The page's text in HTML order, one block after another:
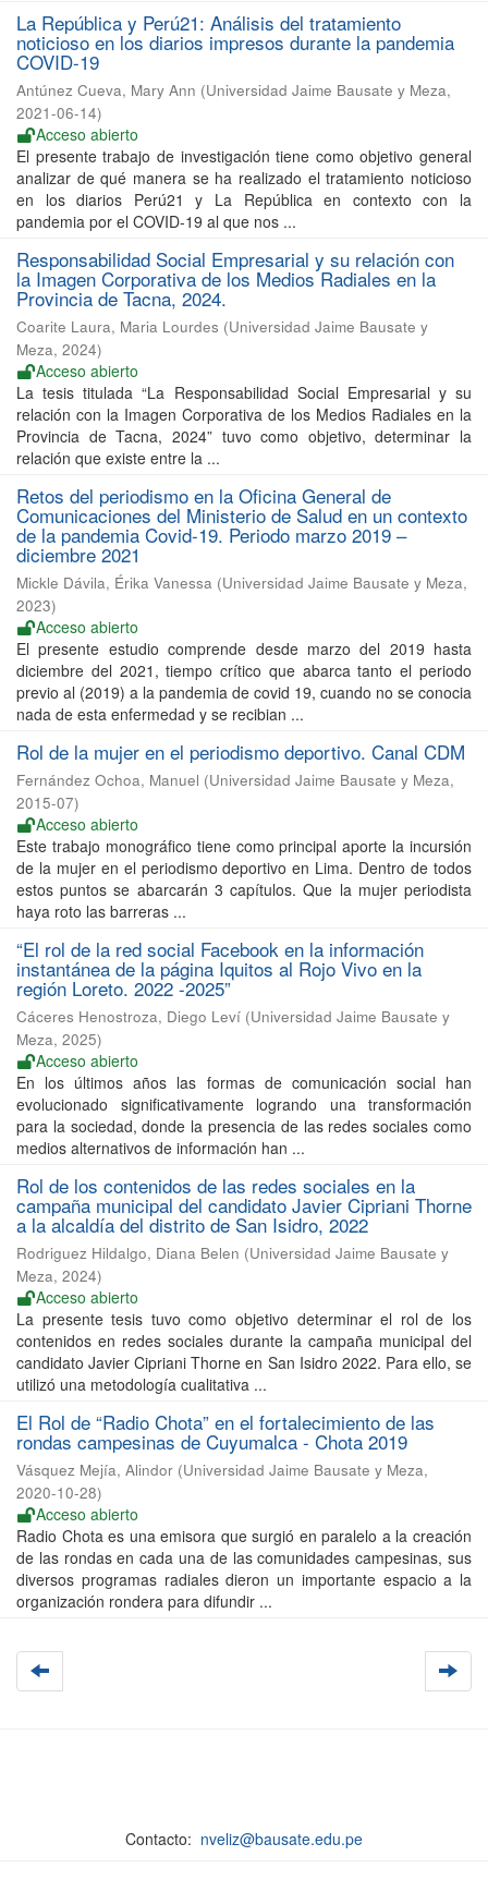
La República y Perú21: Análisis del tratamiento
noticioso en los diarios impresos durante la pandemia
COVID-19
Antúnez Cueva, Mary Ann (Universidad Jaime Bausate y Meza,
2021-06-14)
Acceso abierto
El presente trabajo de investigación tiene como objetivo general
analizar de qué manera se ha realizado el tratamiento noticioso
en los diarios Perú21 y La República en contexto con la
pandemia por el COVID-19 al que nos ...
Responsabilidad Social Empresarial y su relación con
la Imagen Corporativa de los Medios Radiales en la
Provincia de Tacna, 2024.
Coarite Laura, Maria Lourdes (Universidad Jaime Bausate y
Meza, 2024)
Acceso abierto
La tesis titulada “La Responsabilidad Social Empresarial y su
relación con la Imagen Corporativa de los Medios Radiales en la
Provincia de Tacna, 2024” tuvo como objetivo, determinar la
relación que existe entre la ...
Retos del periodismo en la Oficina General de
Comunicaciones del Ministerio de Salud en un contexto
de la pandemia Covid-19. Periodo marzo 2019 –
diciembre 2021
Mickle Dávila, Érika Vanessa (Universidad Jaime Bausate y Meza,
2023)
Acceso abierto
El presente estudio comprende desde marzo del 2019 hasta
diciembre del 2021, tiempo crítico que abarca tanto el periodo
previo al (2019) a la pandemia de covid 19, cuando no se conocia
nada de esta enfermedad y se recibian ...
Rol de la mujer en el periodismo deportivo. Canal CDM
Fernández Ochoa, Manuel (Universidad Jaime Bausate y Meza,
2015-07)
Acceso abierto
Este trabajo monográfico tiene como principal aporte la incursión
de la mujer en el periodismo deportivo en Lima. Dentro de todos
estos puntos se abarcarán 3 capítulos. Que la mujer periodista
haya roto las barreras ...
“El rol de la red social Facebook en la información
instantánea de la página Iquitos al Rojo Vivo en la
región Loreto. 2022 -2025”
Cáceres Henostroza, Diego Leví (Universidad Jaime Bausate y
Meza, 2025)
Acceso abierto
En los últimos años las formas de comunicación social han
evolucionado significativamente logrando una transformación
para la sociedad, donde la presencia de las redes sociales como
medios alternativos de información han ...
Rol de los contenidos de las redes sociales en la
campaña municipal del candidato Javier Cipriani Thorne
a la alcaldía del distrito de San Isidro, 2022
Rodriguez Hildalgo, Diana Belen (Universidad Jaime Bausate y
Meza, 2024)
Acceso abierto
La presente tesis tuvo como objetivo determinar el rol de los
contenidos en redes sociales durante la campaña municipal del
candidato Javier Cipriani Thorne en San Isidro 2022. Para ello, se
utilizó una metodología cualitativa ...
El Rol de “Radio Chota” en el fortalecimiento de las
rondas campesinas de Cuyumalca - Chota 2019
Vásquez Mejía, Alindor (Universidad Jaime Bausate y Meza,
2020-10-28)
Acceso abierto
Radio Chota es una emisora que surgió en paralelo a la creación
de las rondas en cada una de las comunidades campesinas, sus
diversos programas radiales dieron un importante espacio a la
organización rondera para difundir ...
Contacto: nveliz@bausate.edu.pe